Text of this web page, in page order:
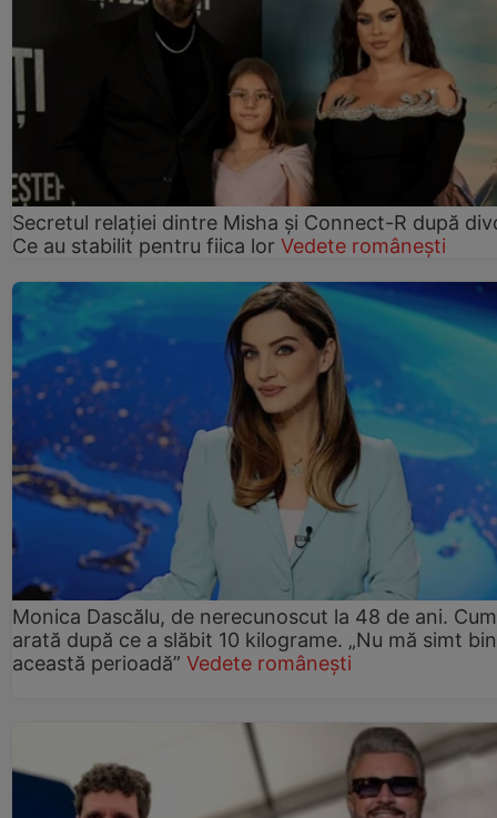
Secretul relației dintre Misha și Connect-R după
Ce au stabilit pentru fiica lor Vedete românești
Monica Dascălu, de nerecunoscut la 48 de ani. Cum
arată după ce a slăbit 10 kilograme. „Nu mă simt
această perioadă” Vedete românești